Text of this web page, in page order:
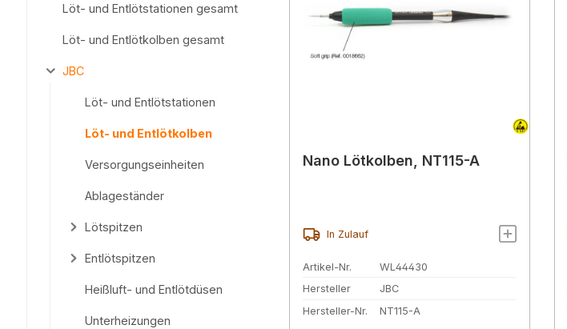
Löt- und Entlötstationen gesamt
Löt- und Entlötkolben gesamt
JBC
Löt- und Entlötstationen
Löt- und Entlötkolben
Versorgungseinheiten
Ablageständer
Lötspitzen
Entlötspitzen
Heißluft- und Entlötdüsen
Unterheizungen
Nano Lötkolben, NT115-A
In Zulauf
Artikel-Nr.
WL44430
Hersteller
JBC
Hersteller-Nr.
NT115-A